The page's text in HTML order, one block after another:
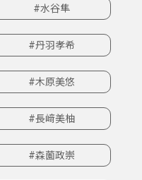
#水谷隼
#丹羽孝希
#木原美悠
#長﨑美柚
#森薗政崇